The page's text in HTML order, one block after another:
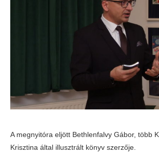
A megnyitóra eljött Bethlenfalvy Gábor, több
Krisztina által illusztrált könyv szerzője.